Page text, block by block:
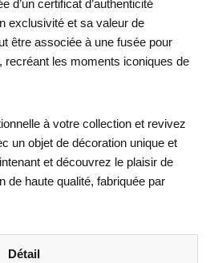
d’un certificat d’authenticité
exclusivité et sa valeur de
être associée à une fusée pour
recréant les moments iconiques de
à votre collection et revivez
un objet de décoration unique et
et découvrez le plaisir de
de haute qualité, fabriquée par
Détail